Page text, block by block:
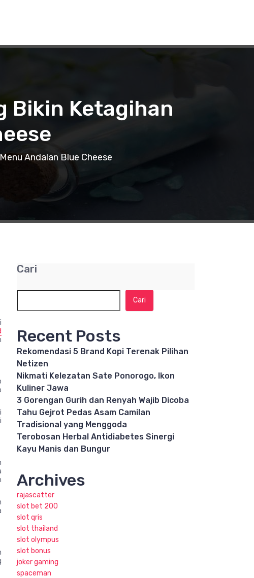
Bikin Ketagihan
Andalan Blue Cheese
Cari
Cari
Recent Posts
Rekomendasi 5 Brand Kopi Terenak Pilihan
Netizen
Nikmati Kelezatan Sate Ponorogo, Ikon
Kuliner Jawa
3 Gorengan Gurih dan Renyah Wajib Dicoba
Tahu Gejrot Pedas Asam Camilan
Tradisional yang Menggoda
Terobosan Herbal Antidiabetes Sinergi
Kayu Manis dan Bungur
Archives
rajascatter
slot bet 200
slot qris
slot thailand
slot olympus
slot bonus
joker gaming
spaceman